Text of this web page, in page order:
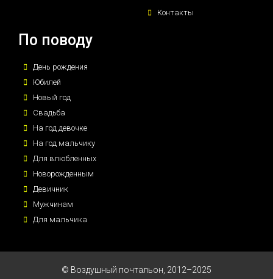
Контакты
По поводу
День рождения
Юбилей
Новый год
Свадьба
На год девочке
На год мальчику
Для влюбленных
Новорожденным
Девичник
Мужчинам
Для мальчика
© Воздушный почтальон, 2012–2025